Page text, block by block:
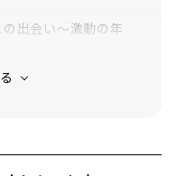
出会い〜激動の年
！新時代の幕開け